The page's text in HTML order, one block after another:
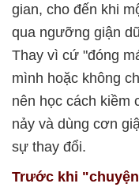
gian, cho đến khi
qua ngưỡng giận
Thay vì cứ "đóng
mình hoặc không
nên học cách kiềm
nảy và dùng cơn
sự thay đổi.
Trước khi